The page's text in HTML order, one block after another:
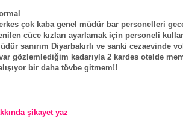
çok kaba genel müdür bar personelleri
cüce kızları ayarlamak için personeli
sanırım Diyarbakırlı ve sanki cezaevinde
gözlemlediğim kadarıyla 2 kardes otelde
bir daha tövbe gitmem!!
şikayet yaz